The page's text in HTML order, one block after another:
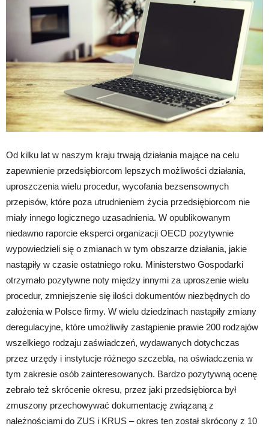
Od kilku lat w naszym kraju trwają działania mające na celu
zapewnienie przedsiębiorcom lepszych możliwości działania,
uproszczenia wielu procedur, wycofania bezsensownych
przepisów, które poza utrudnieniem życia przedsiębiorcom nie
miały innego logicznego uzasadnienia. W opublikowanym
niedawno raporcie eksperci organizacji OECD pozytywnie
wypowiedzieli się o zmianach w tym obszarze działania, jakie
nastąpiły w czasie ostatniego roku. Ministerstwo Gospodarki
otrzymało pozytywne noty między innymi za uproszenie wielu
procedur, zmniejszenie się ilości dokumentów niezbędnych do
założenia w Polsce firmy. W wielu dziedzinach nastąpiły zmiany
deregulacyjne, które umożliwiły zastąpienie prawie 200 rodzajów
wszelkiego rodzaju zaświadczeń, wydawanych dotychczas
przez urzędy i instytucje różnego szczebla, na oświadczenia w
tym zakresie osób zainteresowanych. Bardzo pozytywną ocenę
zebrało też skrócenie okresu, przez jaki przedsiębiorca był
zmuszony przechowywać dokumentację związaną z
należnościami do ZUS i KRUS – okres ten został skrócony z 10